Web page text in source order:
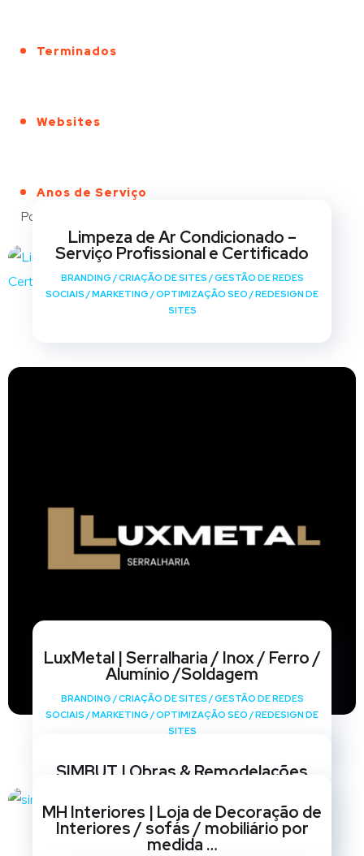
Terminados
Websites
Anos de Serviço
Portfólio
Limpeza de Ar Condicionado –
Serviço Profissional e Certificado
BRANDING /CRIAÇÃO DE SITES /GESTÃO DE REDES
SOCIAIS /MARKETING /OPTIMIZAÇÃO SEO /REDESIGN DE
SITES
LuxMetal | Serralharia / Inox / Ferro /
Alumínio /Soldagem
BRANDING /CRIAÇÃO DE SITES /GESTÃO DE REDES
SOCIAIS /MARKETING /OPTIMIZAÇÃO SEO /REDESIGN DE
SITES
SIMBUT | Obras & Remodelações
SOCIAIS /MARKETING OPTIMIZAÇÃO SEO/ REDESIGN DE
SITES
MH Interiores | Loja de Decoração de
Interiores / sofás / mobiliário por
medida …